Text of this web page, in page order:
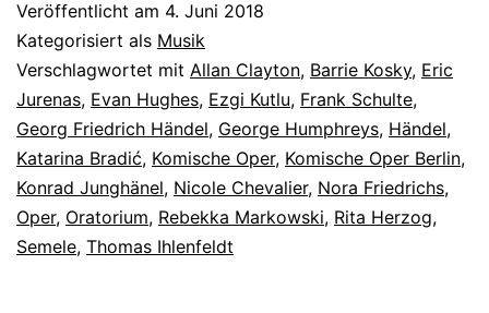
Veröffentlicht am 4. Juni 2018
Kategorisiert als Musik
Verschlagwortet mit Allan Clayton, Barrie Kosky, Eric
Jurenas, Evan Hughes, Ezgi Kutlu, Frank Schulte,
Georg Friedrich Händel, George Humphreys, Händel,
Katarina Bradić, Komische Oper, Komische Oper Berlin,
Konrad Junghänel, Nicole Chevalier, Nora Friedrichs,
Oper, Oratorium, Rebekka Markowski, Rita Herzog,
Semele, Thomas Ihlenfeldt